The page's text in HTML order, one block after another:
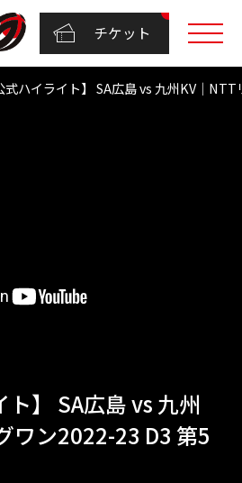
チケット
式ハイライト】 SA広島 vs 九州KV｜
ト】 SA広島 vs 九州
ワン2022-23 D3 第5